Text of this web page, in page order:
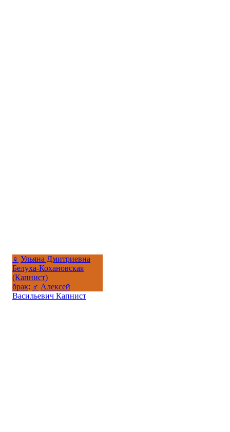
♀ Ульяна Дмитриевна
Белуха-Кохановская
(Капнист)
брак: ♂ Алексей
Васильевич Капнист